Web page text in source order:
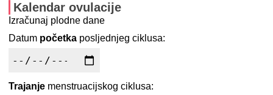
Kalendar ovulacije
Izračunaj plodne dane
Datum početka posljednjeg ciklusa:
Trajanje menstruacijskog ciklusa: